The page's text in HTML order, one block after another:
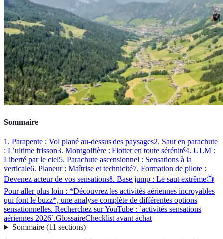
Sommaire
1. Parapente : Vol plané au-dessus des paysages2. Saut en parachute
: L’ultime frisson3. Montgolfière : Flotter en toute sérénité4. ULM :
Liberté par le ciel5. Parachute ascensionnel : Sensations à la
verticale6. Planeur : Maîtrise et technicité7. Formation de pilote :
Devenez acteur de vos sensations8. Base jump : Le saut extrême📺
Pour aller plus loin : *Découvrez les activités aériennes incroyables
qui font le buzz*, une analyse complète de différentes options
sensationnelles. Recherchez sur YouTube : `activités sensations
aériennes 2026`.GlossaireChecklist avant achat
Sommaire(11 sections)